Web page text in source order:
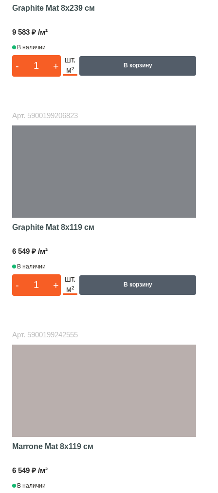
Graphite Mat 8x239 см
9 583 ₽ /м²
В наличии
- +
шт.
м²
В корзину
Арт. 5900199206823
Graphite Mat 8x119 см
6 549 ₽ /м²
В наличии
- +
шт.
м²
В корзину
Арт. 5900199242555
Marrone Mat 8x119 см
6 549 ₽ /м²
В наличии